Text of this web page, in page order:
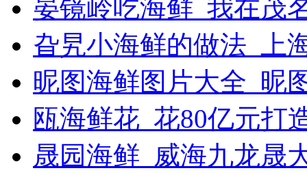
晏镜岭吃海鲜_我在茂
旮旯小海鲜的做法_上
昵图海鲜图片大全_昵
瓯海鲜花_花80亿元打
晟园海鲜_威海九龙晟